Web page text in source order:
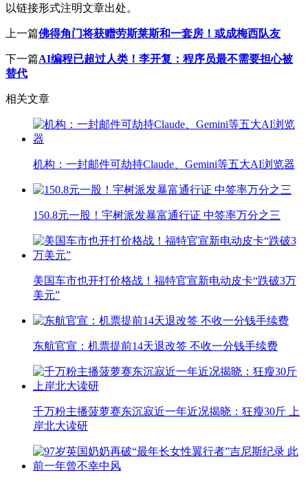
以链接形式注明文章出处。
上一篇佛得角门将获赠劳斯莱斯和一套房！或成梅西队友
下一篇AI编程已超过人类！李开复：程序员最不需要担心被
替代
相关文章
机构：一封邮件可劫持Claude、Gemini等五大AI浏览器
150.8元一股！宇树派发暴富通行证 中签率万分之三
美国车市也开打价格战！福特官宣新电动皮卡“跌破3万
美元”
东航官宣：机票提前14天退改签 不收一分钱手续费
千万粉主播菠萝赛东沉寂近一年近况揭晓：狂瘦30斤 上
岸北大读研